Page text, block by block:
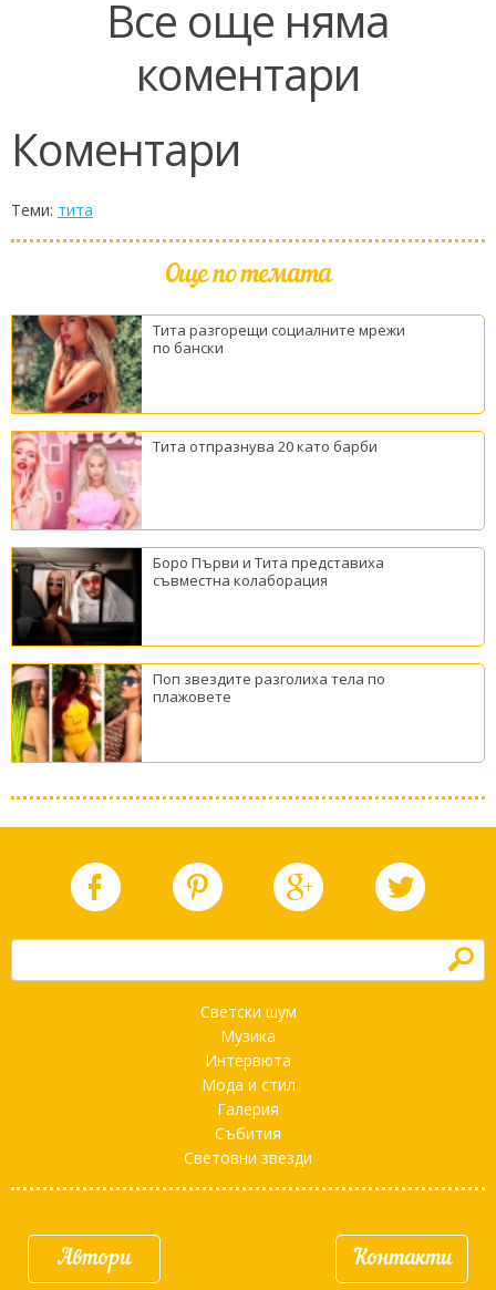
Все още няма
коментари
Коментари
Теми: тита
Още по темата
Тита разгорещи социалните мрежи
по бански
Тита отпразнува 20 като барби
Боро Първи и Тита представиха
съвместна колаборация
Поп звездите разголиха тела по
плажовете
h
Светски шум
Музика
Интервюта
Мода и стил
Галерия
Събития
Световни звезди
Автори Контакти